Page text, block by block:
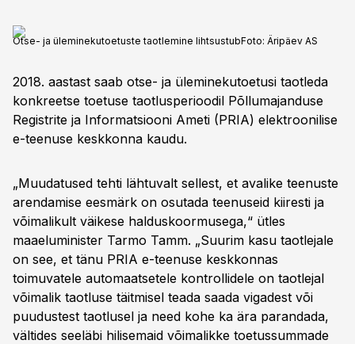
Otse- ja üleminekutoetuste taotlemine lihtsustubFoto: Äripäev AS
2018. aastast saab otse- ja üleminekutoetusi taotleda
konkreetse toetuse taotlusperioodil Põllumajanduse
Registrite ja Informatsiooni Ameti (PRIA) elektroonilise
e-teenuse keskkonna kaudu.
„Muudatused tehti lähtuvalt sellest, et avalike teenuste
arendamise eesmärk on osutada teenuseid kiiresti ja
võimalikult väikese halduskoormusega,“ ütles
maaeluminister Tarmo Tamm. „Suurim kasu taotlejale
on see, et tänu PRIA e-teenuse keskkonnas
toimuvatele automaatsetele kontrollidele on taotlejal
võimalik taotluse täitmisel teada saada vigadest või
puudustest taotlusel ja need kohe ka ära parandada,
vältides seeläbi hilisemaid võimalikke toetussummade